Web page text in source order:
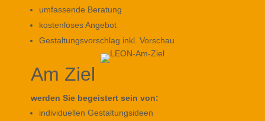
umfassende Beratung
kostenloses Angebot
Gestaltungsvorschlag inkl. Vorschau
Am Ziel
werden Sie begeistert sein von:
individuellen Gestaltungsideen